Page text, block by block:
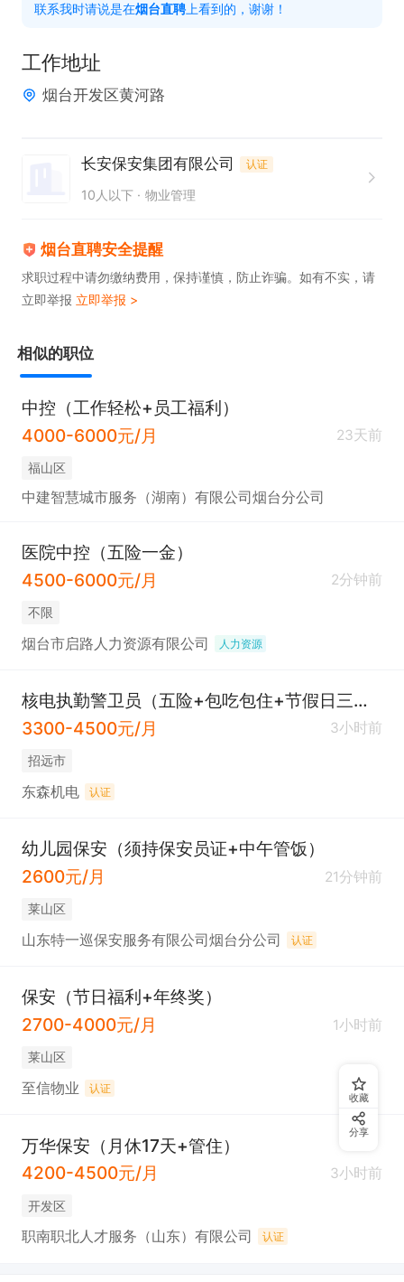
备注：拨打电话的时候，请说是在烟台直聘看到的
联系我时请说是在烟台直聘上看到的，谢谢！
工作地址
烟台开发区黄河路
长安保安集团有限公司 认证
10人以下 物业管理
烟台直聘安全提醒
求职过程中请勿缴纳费用，保持谨慎，防止诈骗。如有不实，请
立即举报 立即举报 >
相似的职位
中控（工作轻松+员工福利）
4000-6000元/月
23天前
福山区
中建智慧城市服务（湖南）有限公司烟台分公司
医院中控（五险一金）
4500-6000元/月
2分钟前
不限
烟台市启路人力资源有限公司 人力资源
核电执勤警卫员（五险+包吃包住+节假日三倍工资）
3300-4500元/月
3小时前
招远市
东森机电 认证
幼儿园保安（须持保安员证+中午管饭）
2600元/月
21分钟前
莱山区
山东特一巡保安服务有限公司烟台分公司 认证
保安（节日福利+年终奖）
2700-4000元/月
1小时前
莱山区
至信物业 认证
万华保安（月休17天+管住）
4200-4500元/月
3小时前
开发区
职南职北人才服务（山东）有限公司 认证
收藏
分享